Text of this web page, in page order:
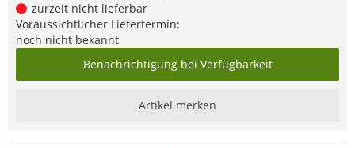
zurzeit nicht lieferbar
Voraussichtlicher Liefertermin:
noch nicht bekannt
Benachrichtigung bei Verfügbarkeit
Artikel merken